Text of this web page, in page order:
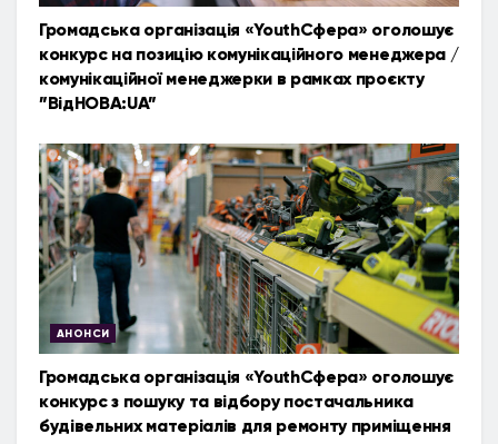
Громадська організація «YouthСфера» оголошує
конкурс на позицію комунікаційного менеджера /
комунікаційної менеджерки в рамках проєкту
”ВідНОВА:UA”
АНОНСИ
Громадська організація «YouthСфера» оголошує
конкурс з пошуку та відбору постачальника
будівельних матеріалів для ремонту приміщення